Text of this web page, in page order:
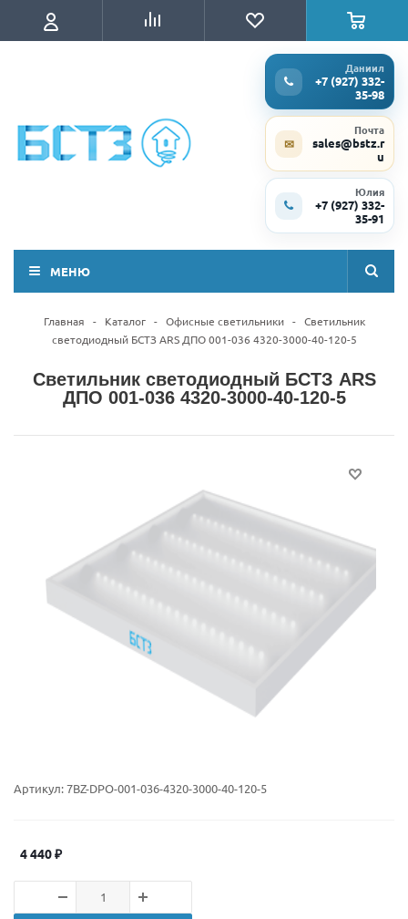
Даниил
+7 (927) 332-
35-98
✉
Почта
sales@bstz.r
u
Юлия
+7 (927) 332-
35-91
МЕНЮ
Главная - Каталог - Офисные светильники - Светильник
светодиодный БСТЗ ARS ДПО 001-036 4320-3000-40-120-5
Светильник светодиодный БСТЗ ARS
ДПО 001-036 4320-3000-40-120-5
Артикул:7BZ-DPO-001-036-4320-3000-40-120-5
4 440₽